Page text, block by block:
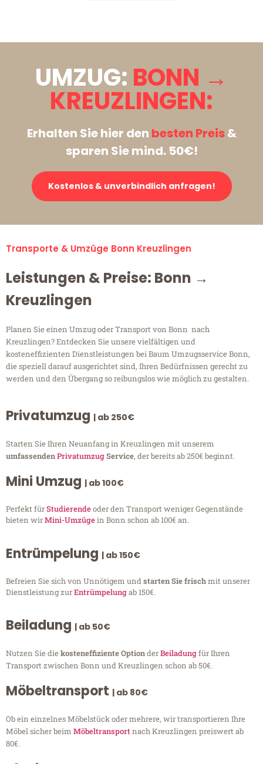
UMZUG: BONN →
KREUZLINGEN:
Erhalten Sie hier den besten Preis&
sparen Sie mind. 50€!
Kostenlos & unverbindlich anfragen!
Transporte & Umzüge Bonn Kreuzlingen
Leistungen & Preise: Bonn →
Kreuzlingen
Planen Sie einen Umzug oder Transport von Bonn nach
Kreuzlingen? Entdecken Sie unsere vielfältigen und
kosteneffizienten Dienstleistungen bei Baum Umzugsservice Bonn,
die speziell darauf ausgerichtet sind, Ihren Bedürfnissen gerecht zu
werden und den Übergang so reibungslos wie möglich zu gestalten.
Privatumzug | ab 250€
Starten Sie Ihren Neuanfang in Kreuzlingen mit unserem
umfassendenPrivatumzugService, der bereits ab 250€ beginnt.
Mini Umzug | ab 100€
Perfekt fürStudierendeoder den Transport weniger Gegenstände
bieten wirMini-Umzügein Bonn schon ab 100€ an.
Entrümpelung | ab 150€
Befreien Sie sich von Unnötigem undstarten Sie frischmit unserer
Dienstleistung zurEntrümpelungab 150€.
Beiladung | ab 50€
Nutzen Sie diekosteneffiziente OptionderBeiladungfür Ihren
Transport zwischen Bonn und Kreuzlingen schon ab 50€.
Möbeltransport | ab 80€
Ob ein einzelnes Möbelstück oder mehrere, wir transportieren Ihre
Möbel sicher beim Möbeltransportnach Kreuzlingen preiswert ab
80€.